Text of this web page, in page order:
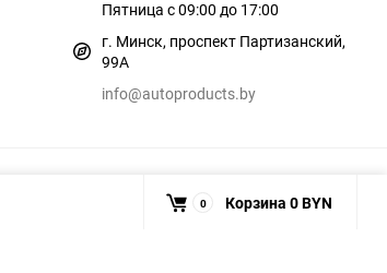
Пятница с 09:00 до 17:00
г. Минск, проспект Партизанский,
99А
info@autoproducts.by
0 Корзина 0 BYN